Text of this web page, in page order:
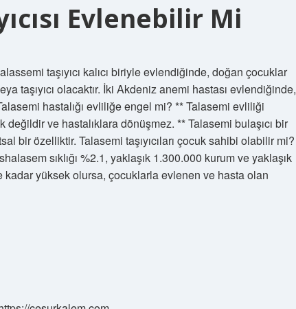
Evlenebilir Mi
taşıyıcı kalıcı biriyle evlendiğinde, doğan çocuklar
taşıyıcı olacaktır. İki Akdeniz anemi hastası evlendiğinde,
hastalığı evliliğe engel mi? ** Talasemi evliliği
ve hastalıklara dönüşmez. ** Talasemi bulaşıcı bir
bir özelliktir. Talasemi taşıyıcıları çocuk sahibi olabilir mi?
sıklığı %2.1, yaklaşık 1.300.000 kurum ve yaklaşık
kadar yüksek olursa, çocuklarla evlenen ve hasta olan